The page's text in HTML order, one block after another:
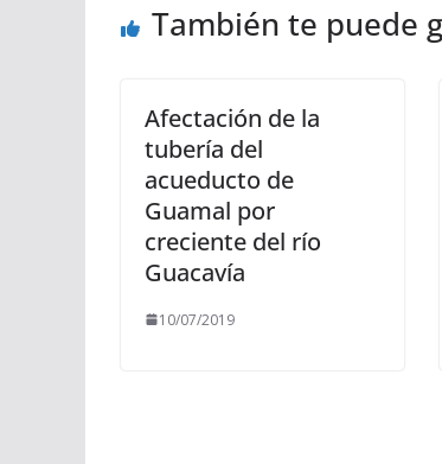
También te puede
Afectación de la
tubería del
acueducto de
Guamal por
creciente del río
Guacavía
10/07/2019